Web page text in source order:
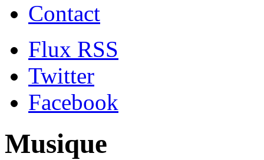
Contact
Flux RSS
Twitter
Facebook
Musique